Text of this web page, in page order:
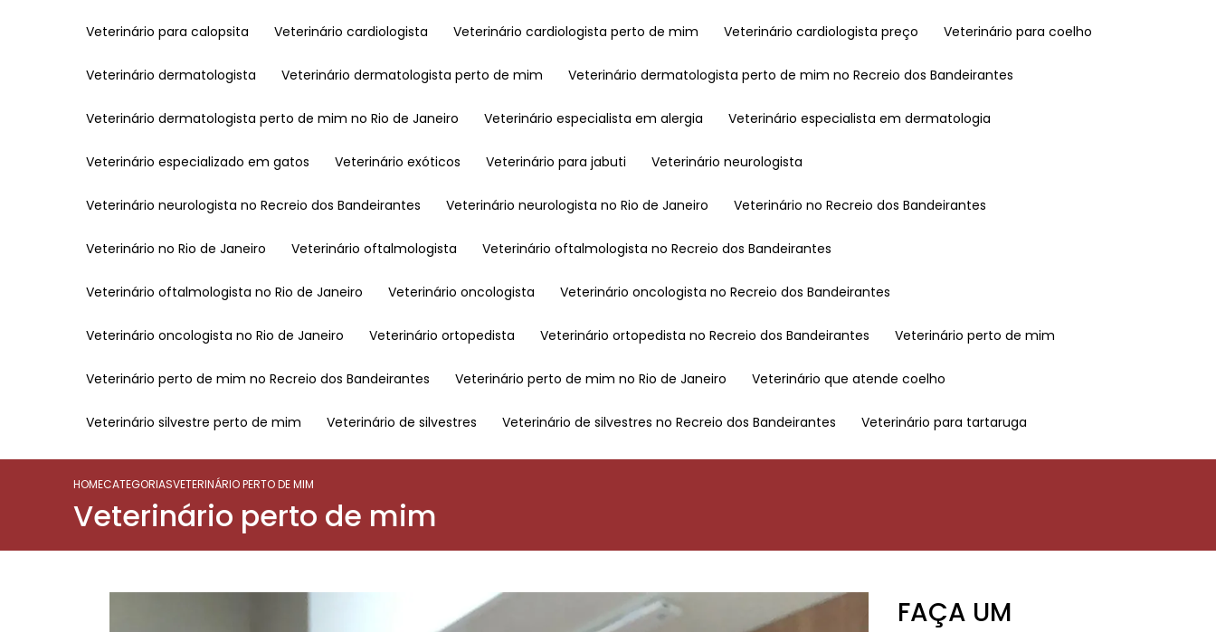
Veterinário para calopsita Veterinário cardiologista Veterinário cardiologista perto de mim Veterinário cardiologista preço Veterinário para coelho
Veterinário dermatologista Veterinário dermatologista perto de mim Veterinário dermatologista perto de mim no Recreio dos Bandeirantes
Veterinário dermatologista perto de mim no Rio de Janeiro Veterinário especialista em alergia Veterinário especialista em dermatologia
Veterinário especializado em gatos Veterinário exóticos Veterinário para jabuti Veterinário neurologista
Veterinário neurologista no Recreio dos Bandeirantes Veterinário neurologista no Rio de Janeiro Veterinário no Recreio dos Bandeirantes
Veterinário no Rio de Janeiro Veterinário oftalmologista Veterinário oftalmologista no Recreio dos Bandeirantes
Veterinário oftalmologista no Rio de Janeiro Veterinário oncologista Veterinário oncologista no Recreio dos Bandeirantes
Veterinário oncologista no Rio de Janeiro Veterinário ortopedista Veterinário ortopedista no Recreio dos Bandeirantes Veterinário perto de mim
Veterinário perto de mim no Recreio dos Bandeirantes Veterinário perto de mim no Rio de Janeiro Veterinário que atende coelho
Veterinário silvestre perto de mim Veterinário de silvestres Veterinário de silvestres no Recreio dos Bandeirantes Veterinário para tartaruga
HOMECATEGORIASVETERINÁRIO PERTO DE MIM
Veterinário perto de mim
FAÇA UM